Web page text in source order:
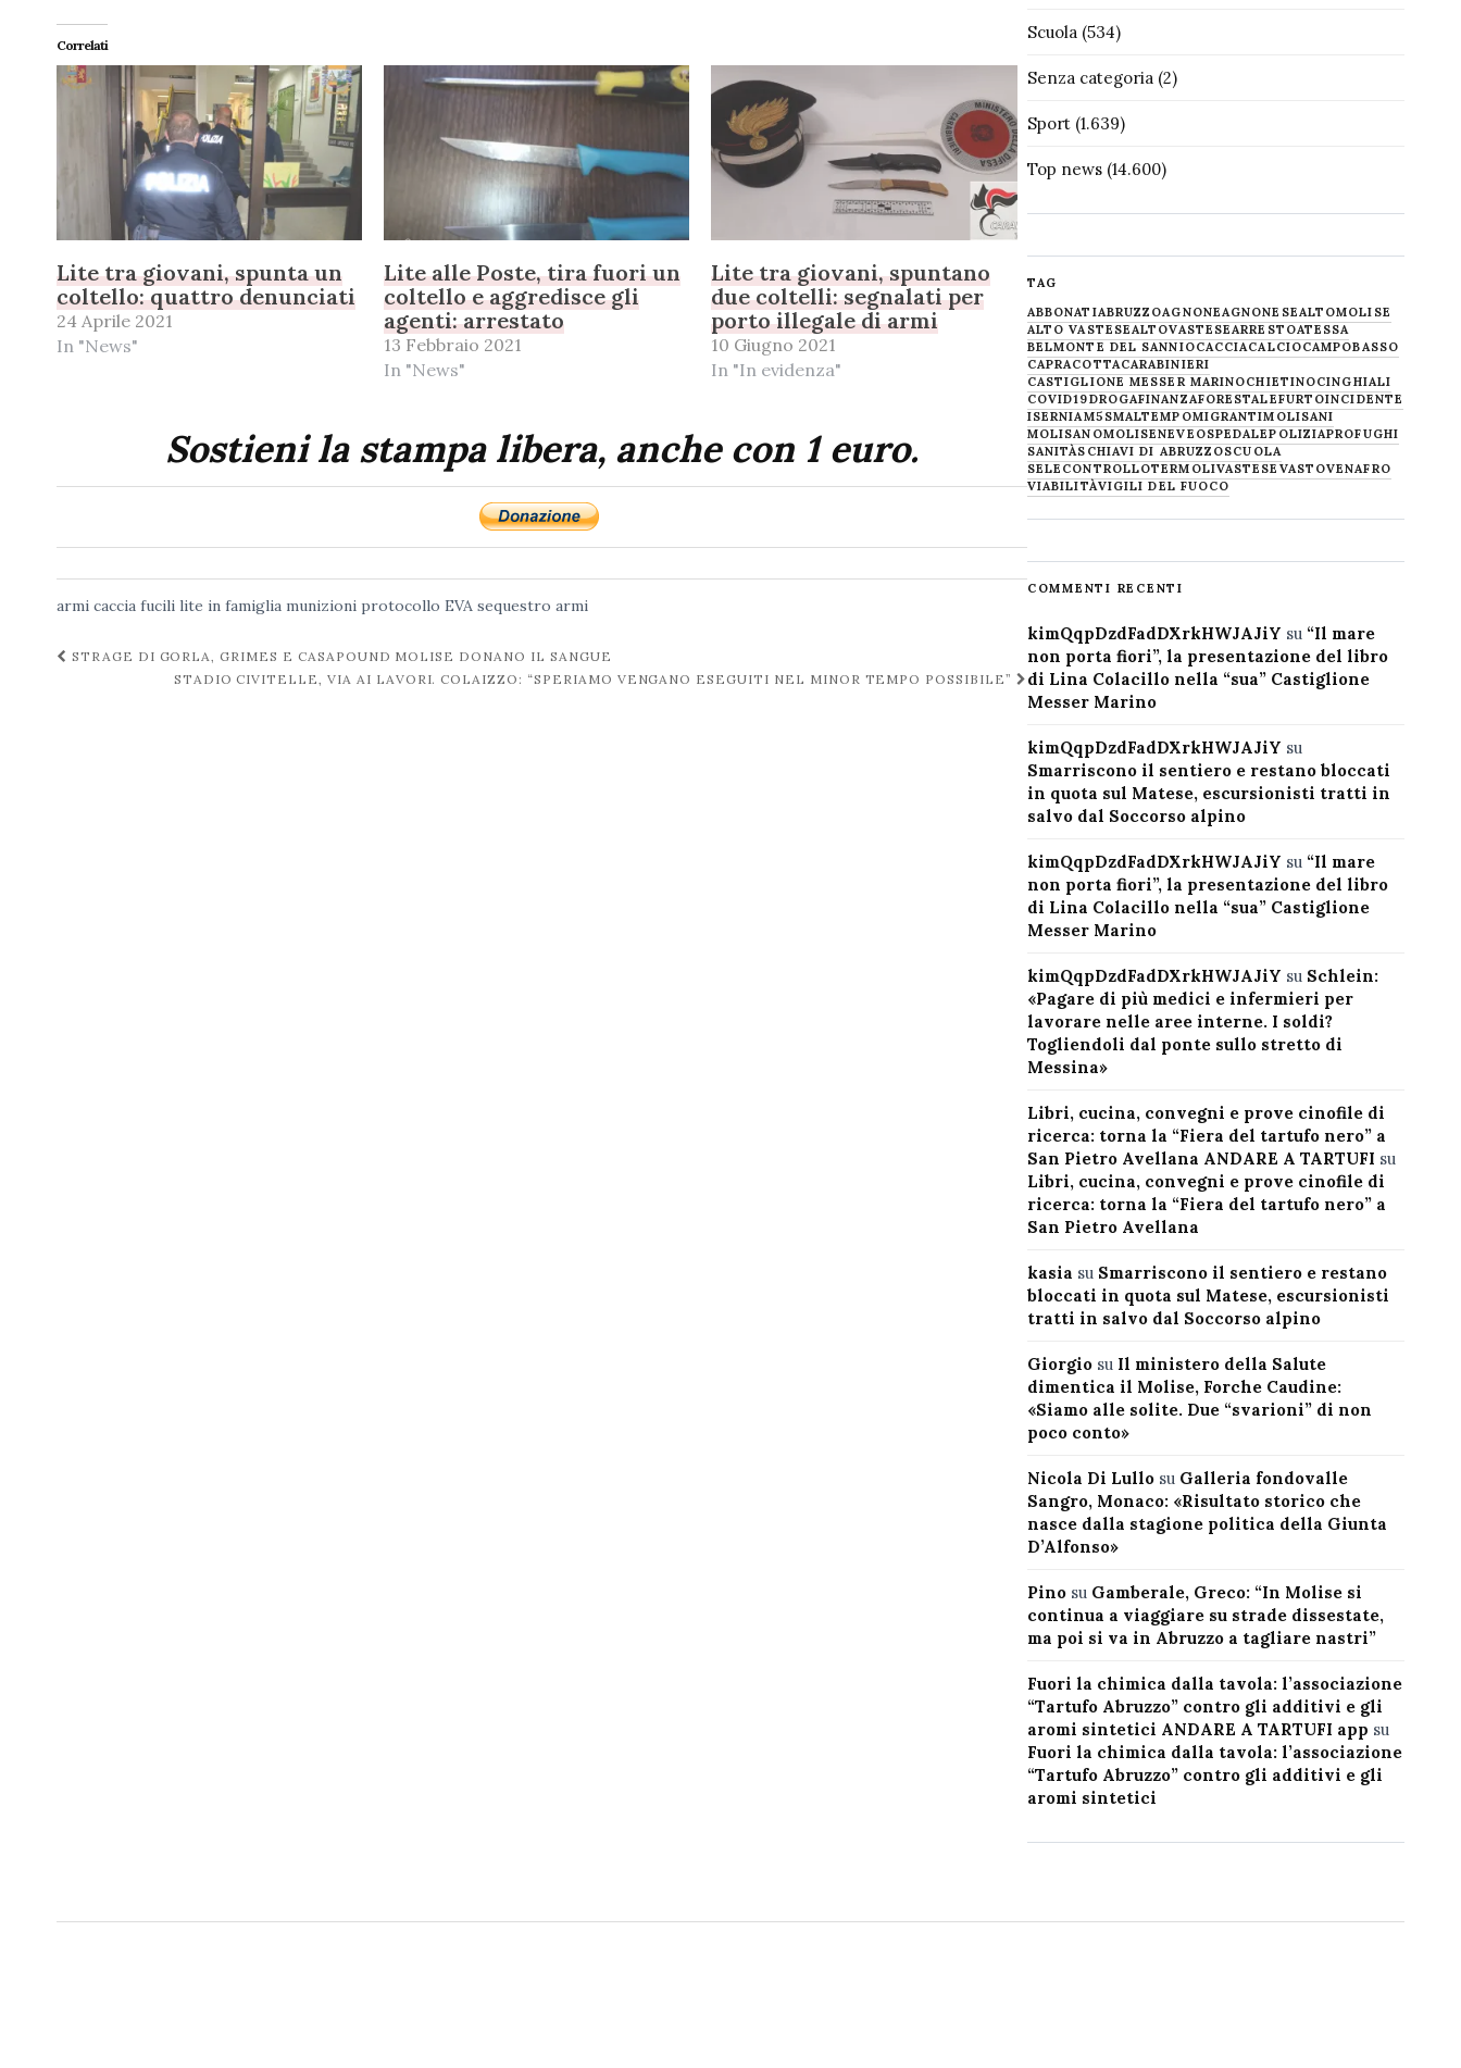
Correlati
Lite tra giovani, spunta un
coltello: quattro denunciati
24 Aprile 2021
In "News"
Lite alle Poste, tira fuori un
coltello e aggredisce gli
agenti: arrestato
13 Febbraio 2021
In "News"
Lite tra giovani, spuntano
due coltelli: segnalati per
porto illegale di armi
10 Giugno 2021
In "In evidenza"
Sostieni la stampa libera, anche con 1 euro.
armi caccia fucili lite in famiglia munizioni protocollo EVA sequestro armi
Navigazione
STRAGE DI GORLA, GRIMES E CASAPOUND MOLISE DONANO IL SANGUE
STADIO CIVITELLE, VIA AI LAVORI. COLAIZZO: “SPERIAMO VENGANO ESEGUITI NEL MINOR TEMPO POSSIBILE”
Scuola(534)
Senza categoria(2)
Sport(1.639)
Top news(14.600)
TAG
ABBONATIABRUZZOAGNONEAGNONESEALTOMOLISE
ALTO VASTESEALTOVASTESEARRESTOATESSA
BELMONTE DEL SANNIOCACCIACALCIOCAMPOBASSO
CAPRACOTTACARABINIERI
CASTIGLIONE MESSER MARINOCHIETINOCINGHIALI
COVID19DROGAFINANZAFORESTALEFURTOINCIDENTE
ISERNIAM5SMALTEMPOMIGRANTIMOLISANI
MOLISANOMOLISENEVE OSPEDALEPOLIZIAPROFUGHI
SANITÀSCHIAVI DI ABRUZZOSCUOLA
SELECONTROLLOTERMOLIVASTESE VASTOVENAFRO
VIABILITÀVIGILI DEL FUOCO
COMMENTI RECENTI
kimQqpDzdFadDXrkHWJAJiY su “Il mare
non porta fiori”, la presentazione del libro
di Lina Colacillo nella “sua” Castiglione
Messer Marino
kimQqpDzdFadDXrkHWJAJiY su
Smarriscono il sentiero e restano bloccati
in quota sul Matese, escursionisti tratti in
salvo dal Soccorso alpino
kimQqpDzdFadDXrkHWJAJiY su “Il mare
non porta fiori”, la presentazione del libro
di Lina Colacillo nella “sua” Castiglione
Messer Marino
kimQqpDzdFadDXrkHWJAJiY su Schlein:
«Pagare di più medici e infermieri per
lavorare nelle aree interne. I soldi?
Togliendoli dal ponte sullo stretto di
Messina»
Libri, cucina, convegni e prove cinofile di
ricerca: torna la “Fiera del tartufo nero” a
San Pietro Avellana ANDARE A TARTUFI su
Libri, cucina, convegni e prove cinofile di
ricerca: torna la “Fiera del tartufo nero” a
San Pietro Avellana
kasia su Smarriscono il sentiero e restano
bloccati in quota sul Matese, escursionisti
tratti in salvo dal Soccorso alpino
Giorgiosu Il ministero della Salute
dimentica il Molise, Forche Caudine:
«Siamo alle solite. Due “svarioni” di non
poco conto»
Nicola Di Lullosu Galleria fondovalle
Sangro, Monaco: «Risultato storico che
nasce dalla stagione politica della Giunta
D’Alfonso»
Pinosu Gamberale, Greco: “In Molise si
continua a viaggiare su strade dissestate,
ma poi si va in Abruzzo a tagliare nastri”
Fuori la chimica dalla tavola: l’associazione
“Tartufo Abruzzo” contro gli additivi e gli
aromi sintetici ANDARE A TARTUFI app su
Fuori la chimica dalla tavola: l’associazione
“Tartufo Abruzzo” contro gli additivi e gli
aromi sintetici